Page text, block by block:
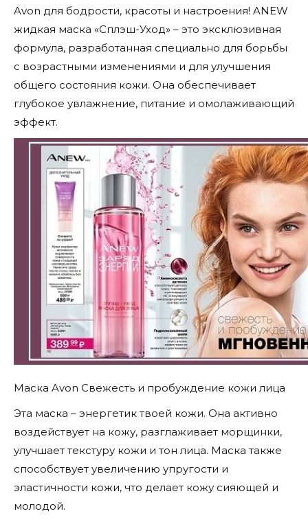
Avon для бодрости, красоты и настроения! ANEW
жидкая маска «Сплэш-Уход» – это эксклюзивная
формула, разработанная специально для борьбы
с возрастными изменениями и для улучшения
общего состояния кожи. Она обеспечивает
глубокое увлажнение, питание и омолаживающий
эффект.
Маска Avon Свежесть и пробуждение кожи лица
Эта маска – энергетик твоей кожи. Она активно
воздействует на кожу, разглаживает морщинки,
улучшает текстуру кожи и тон лица. Маска также
способствует увеличению упругости и
эластичности кожи, что делает кожу сияющей и
молодой.